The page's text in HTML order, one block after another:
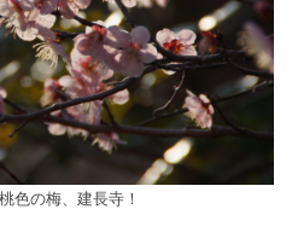
色の梅、建長寺！